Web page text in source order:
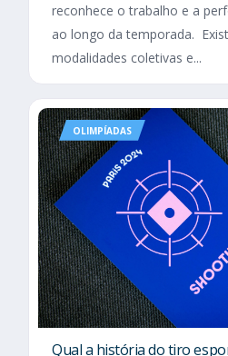
reconhece o trabalho e a
ao longo da temporada.
modalidades coletivas e...
OLIMPÍADAS
Qual a história do tiro